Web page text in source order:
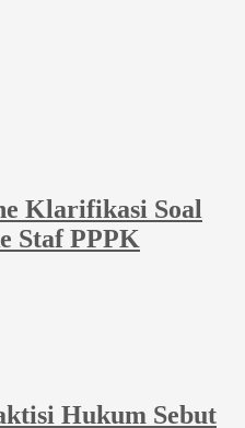
Klarifikasi Soal
Staf PPPK
Hukum Sebut